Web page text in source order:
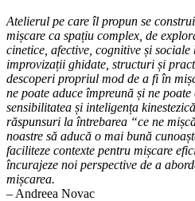
Atelierul pe care îl propun se
mișcare ca spațiu complex, de
cinetice, afective, cognitive și
improvizații ghidate, structuri și
descoperi propriul mod de a fi în
ne poate aduce împreună și ne
sensibilitatea și inteligența
răspunsuri la întrebarea “ce ne
noastre să aducă o mai bună
faciliteze contexte pentru mișcare
încurajeze noi perspective de a
mișcarea.
– Andreea Novac